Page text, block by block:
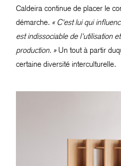
Caldeira continue de placer le
démarche. « C'est lui qui
est indissociable de l'utilisation
production. »Un tout à partir
certaine diversité interculturelle.